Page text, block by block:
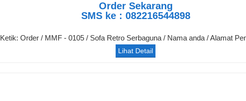
Order Sekarang
SMS ke : 082216544898
Ketik: Order / MMF - 0105 / Sofa Retro Serbaguna / Nama anda / Alamat
Lihat Detail